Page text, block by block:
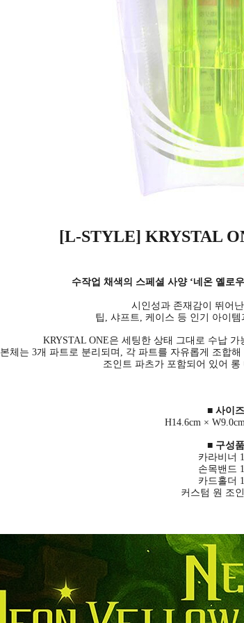
[L-STYLE] KRYSTAL
수작업 채색의 스페셜 사양 ‘네온 옐로
시인성과 존재감이 뛰어
팁, 샤프트, 케이스 등 인기 아이
KRYSTAL ONE은 세팅한 상태 그대로 수납
본체는 3개 파트로 분리되며, 각 파트를 자유롭게 조합
조인트 파츠가 포함되어 있어
■ 사이즈
H14.6cm ×
■ 구성품
카라비너
손목밴드
카드홀더
커스텀 원 조